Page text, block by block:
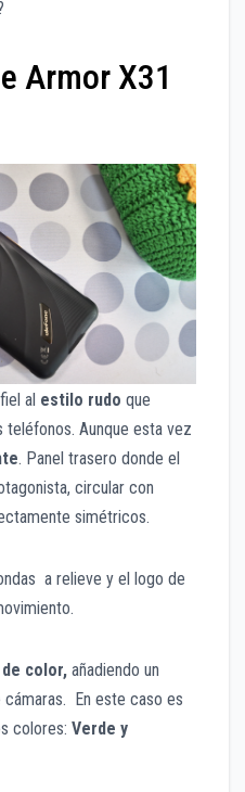
Armor X31
al estilo rudo que
Aunque esta vez
. Panel trasero donde el
circular con
simétricos.
a relieve y el logo de
color, añadiendo un
cámaras. En este caso es
colores: Verde y